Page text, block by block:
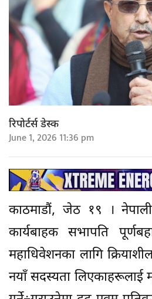
रिपोर्टर्स डेस्क
June 1, 2026 11:36 pm
काठमाडौं, जेठ १९ । नेपाली
कार्यबाहक सभापति
महाधिवेशनका लागि
नयाँ सदस्यता लिएकाहरूलाई